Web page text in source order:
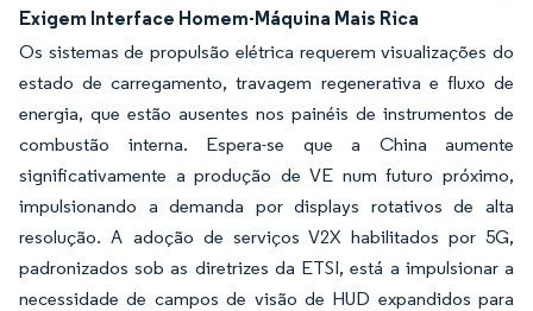
Exigem Interface Homem-Máquina Mais Rica
Os sistemas de propulsão elétrica requerem visualizações do
estado de carregamento, travagem regenerativa e fluxo de
energia, que estão ausentes nos painéis de instrumentos de
combustão interna. Espera-se que a China aumente
significativamente a produção de VE num futuro próximo,
impulsionando a demanda por displays rotativos de alta
resolução. A adoção de serviços V2X habilitados por 5G,
padronizados sob as diretrizes da ETSI, está a impulsionar a
necessidade de campos de visão de HUD expandidos para